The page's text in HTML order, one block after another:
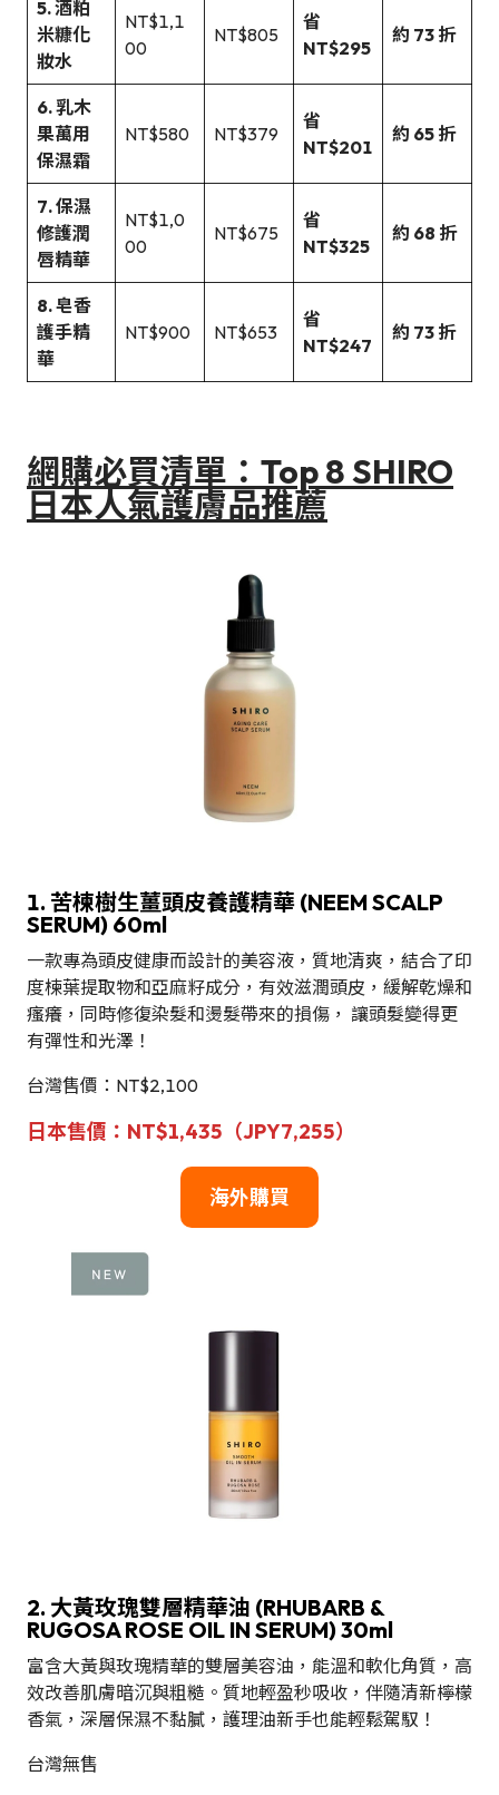
5. 酒粕
米糠化
妝水
NT$1,1
00
NT$805
省
NT$295
約 73 折
6. 乳木
果萬用
保濕霜
NT$580 NT$379
省
NT$201
約 65 折
7. 保濕
修護潤
唇精華
NT$1,0
00
NT$675
省
NT$325
約 68 折
8. 皂香
護手精
華
NT$900 NT$653
省
NT$247
約 73 折
網購必買清單：Top 8 SHIRO
日本人氣護膚品推薦
1. 苦楝樹生薑頭皮養護精華 (NEEM SCALP
SERUM) 60ml
一款專為頭皮健康而設計的美容液，質地清爽，結合了印
度楝葉提取物和亞麻籽成分，有效滋潤頭皮，緩解乾燥和
瘙癢，同時修復染髮和燙髮帶來的損傷， 讓頭髮變得更
有彈性和光澤！
台灣售價：NT$2,100
日本售價：NT$1,435（JPY7,255）
海外購買
2. 大黃玫瑰雙層精華油 (RHUBARB &
RUGOSA ROSE OIL IN SERUM) 30ml
富含大黃與玫瑰精華的雙層美容油，能溫和軟化角質，高
效改善肌膚暗沉與粗糙。質地輕盈秒吸收，伴隨清新檸檬
香氣，深層保濕不黏膩，護理油新手也能輕鬆駕馭！
台灣無售